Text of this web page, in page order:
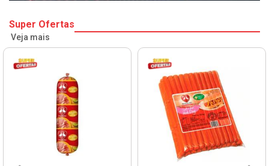
Super Ofertas
Veja mais